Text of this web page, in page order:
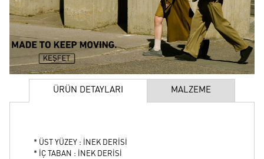
ÜRÜN DETAYLARI MALZEME
* ÜST YÜZEY : İNEK DERİSİ
* İÇ TABAN : İNEK DERİSİ